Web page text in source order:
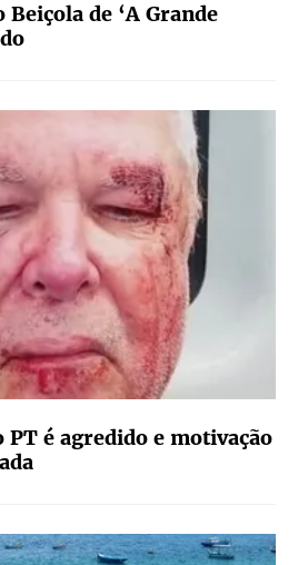
de ‘A Grande
é agredido e motivação